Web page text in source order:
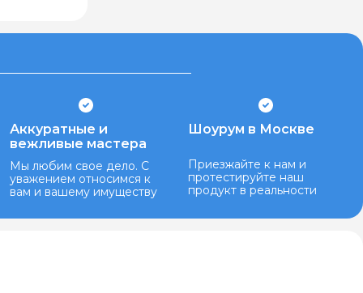
Аккуратные и
вежливые мастера
Мы любим свое дело. С
уважением относимся к
вам и вашему имуществу
Шоурум в Москве
Приезжайте к нам и
протестируйте наш
продукт в реальности